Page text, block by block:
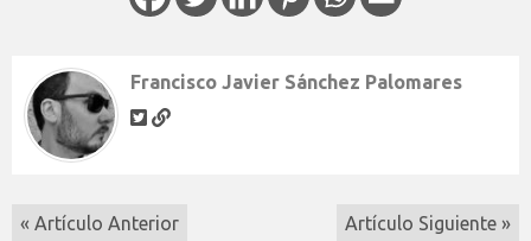
Francisco Javier Sánchez Palomares
« Artículo Anterior Artículo Siguiente »